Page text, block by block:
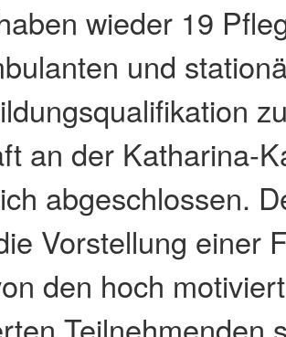
wieder 19
und
an der Katharina-
abgeschlossen.
Vorstellung einer
den hoch